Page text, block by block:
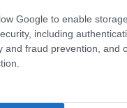
Google to enable storage
including
and fraud prevention, and
logót kap és arculatot
sorozatcsatorna